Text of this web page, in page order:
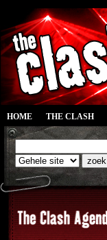
HOME THE CLASH